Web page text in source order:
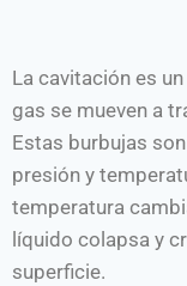
La cavitación es
gas se mueven a
Estas burbujas
presión y
temperatura
líquido colapsa y
superficie.